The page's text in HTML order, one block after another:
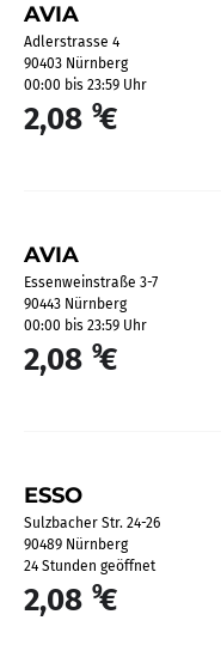
AVIA
Adlerstrasse 4
90403 Nürnberg
00:00 bis 23:59 Uhr
2,08 9€
AVIA
Essenweinstraße 3-7
90443 Nürnberg
00:00 bis 23:59 Uhr
2,08 9€
ESSO
Sulzbacher Str. 24-26
90489 Nürnberg
24 Stunden geöffnet
2,08 9€